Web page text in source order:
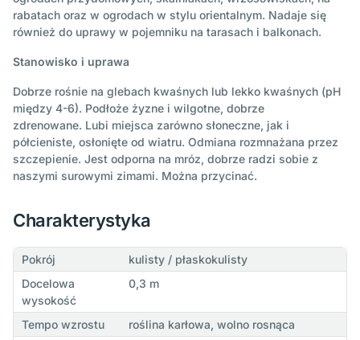
rabatach oraz w ogrodach w stylu orientalnym. Nadaje się
również do uprawy w pojemniku na tarasach i balkonach.
Stanowisko i uprawa
Dobrze rośnie na glebach kwaśnych lub lekko kwaśnych (pH
między 4-6). Podłoże żyzne i wilgotne, dobrze
zdrenowane. Lubi miejsca zarówno słoneczne, jak i
półcieniste, osłonięte od wiatru. Odmiana rozmnażana przez
szczepienie. Jest odporna na mróz, dobrze radzi sobie z
naszymi surowymi zimami. Można przycinać.
Charakterystyka
Pokrój
kulisty / płaskokulisty
Docelowa
wysokość
0,3 m
Tempo wzrostu
roślina karłowa, wolno rosnąca